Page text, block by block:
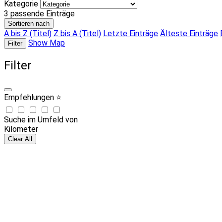
Kategorie
3 passende Einträge
Sortieren nach
A bis Z (Titel) Z bis A (Titel) Letzte Einträge Älteste Einträge
Filter Show Map
Filter
Empfehlungen ⭐
Suche im Umfeld von
Kilometer
Clear All